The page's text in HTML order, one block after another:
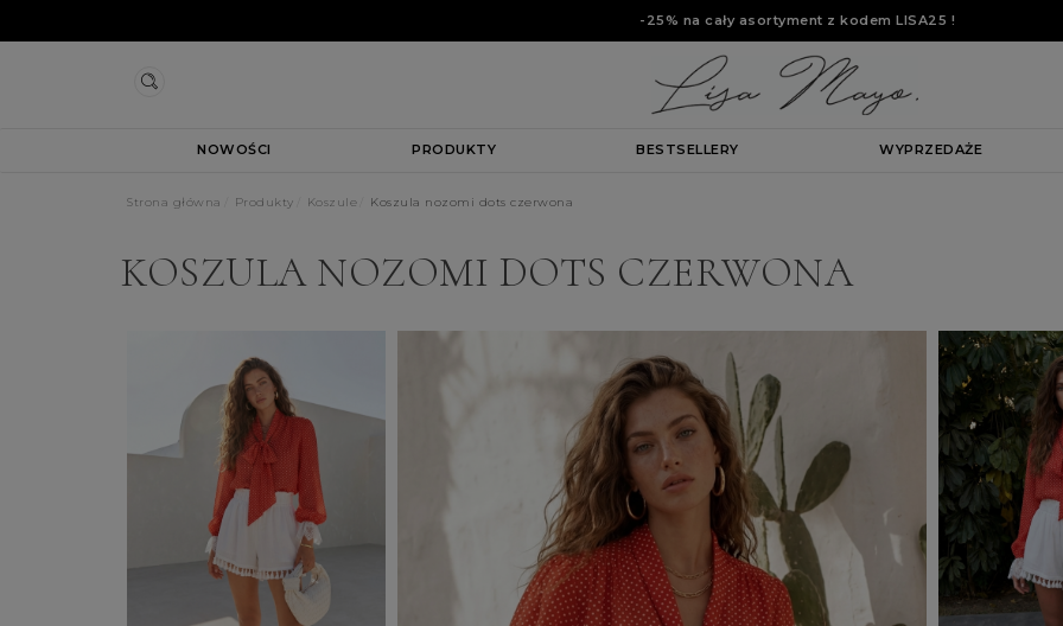
-25% na cały asortyment z kodem LISA25 !
NOWOŚCI PRODUKTY BESTSELLERY WYPRZEDAŻE
Strona główna Produkty Koszule Koszula nozomi dots czerwona
KOSZULA NOZOMI DOTS CZERWONA